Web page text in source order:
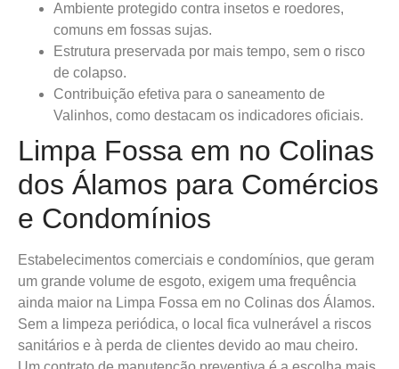
Ambiente protegido contra insetos e roedores,
comuns em fossas sujas.
Estrutura preservada por mais tempo, sem o risco
de colapso.
Contribuição efetiva para o saneamento de
Valinhos, como destacam os indicadores oficiais.
Limpa Fossa em no Colinas
dos Álamos para Comércios
e Condomínios
Estabelecimentos comerciais e condomínios, que geram
um grande volume de esgoto, exigem uma frequência
ainda maior na Limpa Fossa em no Colinas dos Álamos.
Sem a limpeza periódica, o local fica vulnerável a riscos
sanitários e à perda de clientes devido ao mau cheiro.